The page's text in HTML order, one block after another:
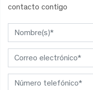
contacto contigo